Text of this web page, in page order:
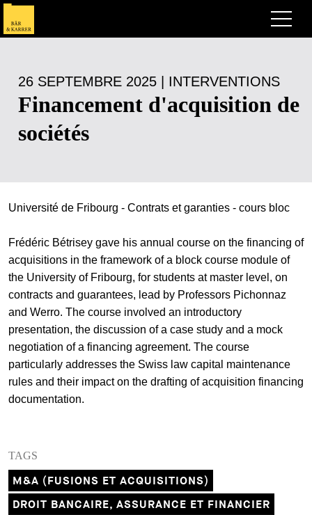
Competences
Corporate News
+
Briefing
Publication
Interventions
Guide
Legal Insight
À propos de nous
Carrières
Travailler chez nous
Vue d’ensemble
Avocates et avocats
Stagiaires
Stagiaires de courte durée
Administration
+
Postes
Postes à pourvoir
Postuler
Processus de candidature
Foire aux questions
Candidature spontanée
Votre carrière
Votre carrière chez nous
Contact
Recherche
EN DE FR
26 SEPTEMBRE 2025 | INTERVENTIONS
Financement d'acquisition de
sociétés
Université de Fribourg - Contrats et garanties - cours bloc
Frédéric Bétrisey gave his annual course on the financing of
acquisitions in the framework of a block course module of
the University of Fribourg, for students at master level, on
contracts and guarantees, lead by Professors Pichonnaz
and Werro. The course involved an introductory
presentation, the discussion of a case study and a mock
negotiation of a financing agreement. The course
particularly addresses the Swiss law capital maintenance
rules and their impact on the drafting of acquisition financing
documentation.
TAGS
M&A (FUSIONS ET ACQUISITIONS)
DROIT BANCAIRE, ASSURANCE ET FINANCIER